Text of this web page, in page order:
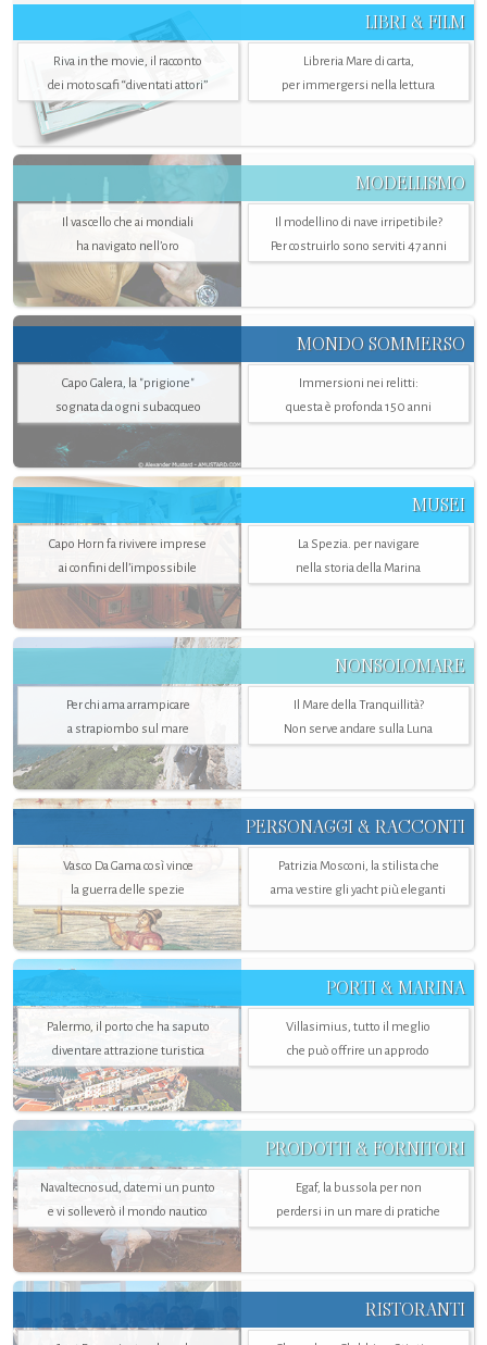
LIBRI & FILM
Riva in the movie, il racconto
dei motoscafi “diventati attori”
Libreria Mare di carta,
per immergersi nella lettura
MODELLISMO
Il vascello che ai mondiali
ha navigato nell’oro
Il modellino di nave irripetibile?
Per costruirlo sono serviti 47 anni
MONDO SOMMERSO
Capo Galera, la "prigione"
sognata da ogni subacqueo
Immersioni nei relitti:
questa è profonda 150 anni
MUSEI
Capo Horn fa rivivere imprese
ai confini dell’impossibile
La Spezia. per navigare
nella storia della Marina
NONSOLOMARE
Per chi ama arrampicare
a strapiombo sul mare
Il Mare della Tranquillità?
Non serve andare sulla Luna
PERSONAGGI & RACCONTI
Vasco Da Gama così vince
la guerra delle spezie
Patrizia Mosconi, la stilista che
ama vestire gli yacht più eleganti
PORTI & MARINA
Palermo, il porto che ha saputo
diventare attrazione turistica
Villasimius, tutto il meglio
che può offrire un approdo
PRODOTTI & FORNITORI
Navaltecnosud, datemi un punto
e vi solleverò il mondo nautico
Egaf, la bussola per non
perdersi in un mare di pratiche
RISTORANTI